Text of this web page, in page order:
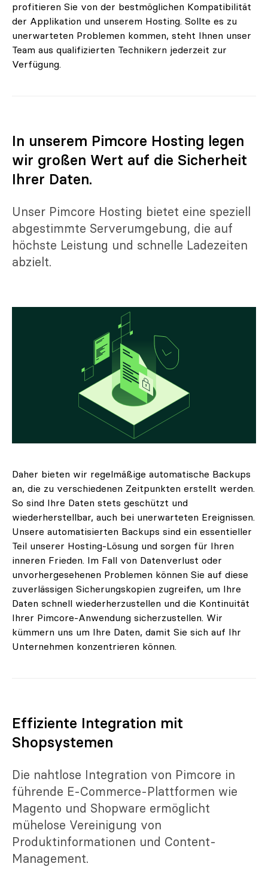
profitieren Sie von der bestmöglichen Kompatibilität
der Applikation und unserem Hosting. Sollte es zu
unerwarteten Problemen kommen, steht Ihnen unser
Team aus qualifizierten Technikern jederzeit zur
Verfügung.
In unserem Pimcore Hosting legen
wir großen Wert auf die Sicherheit
Ihrer Daten.
Unser Pimcore Hosting bietet eine speziell
abgestimmte Serverumgebung, die auf
höchste Leistung und schnelle Ladezeiten
abzielt.
Daher bieten wir regelmäßige automatische Backups
an, die zu verschiedenen Zeitpunkten erstellt werden.
So sind Ihre Daten stets geschützt und
wiederherstellbar, auch bei unerwarteten Ereignissen.
Unsere automatisierten Backups sind ein essentieller
Teil unserer Hosting-Lösung und sorgen für Ihren
inneren Frieden. Im Fall von Datenverlust oder
unvorhergesehenen Problemen können Sie auf diese
zuverlässigen Sicherungskopien zugreifen, um Ihre
Daten schnell wiederherzustellen und die Kontinuität
Ihrer Pimcore-Anwendung sicherzustellen. Wir
kümmern uns um Ihre Daten, damit Sie sich auf Ihr
Unternehmen konzentrieren können.
Effiziente Integration mit
Shopsystemen
Die nahtlose Integration von Pimcore in
führende E-Commerce-Plattformen wie
Magento und Shopware ermöglicht
mühelose Vereinigung von
Produktinformationen und Content-
Management.